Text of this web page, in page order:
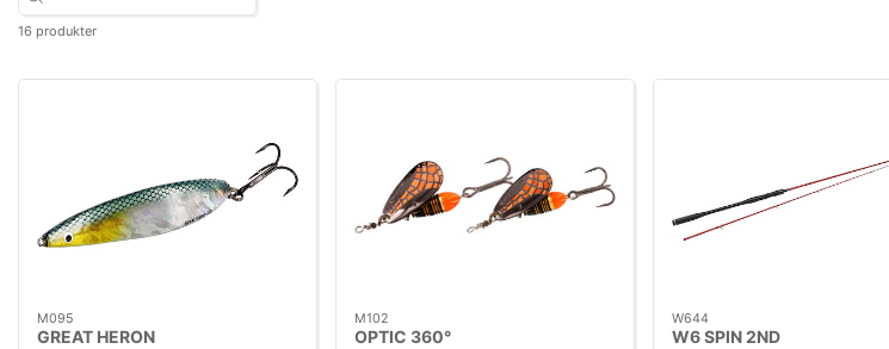
16 produkter
M095
GREAT HERON
M102
OPTIC 360°
W644
W6 SPIN 2ND